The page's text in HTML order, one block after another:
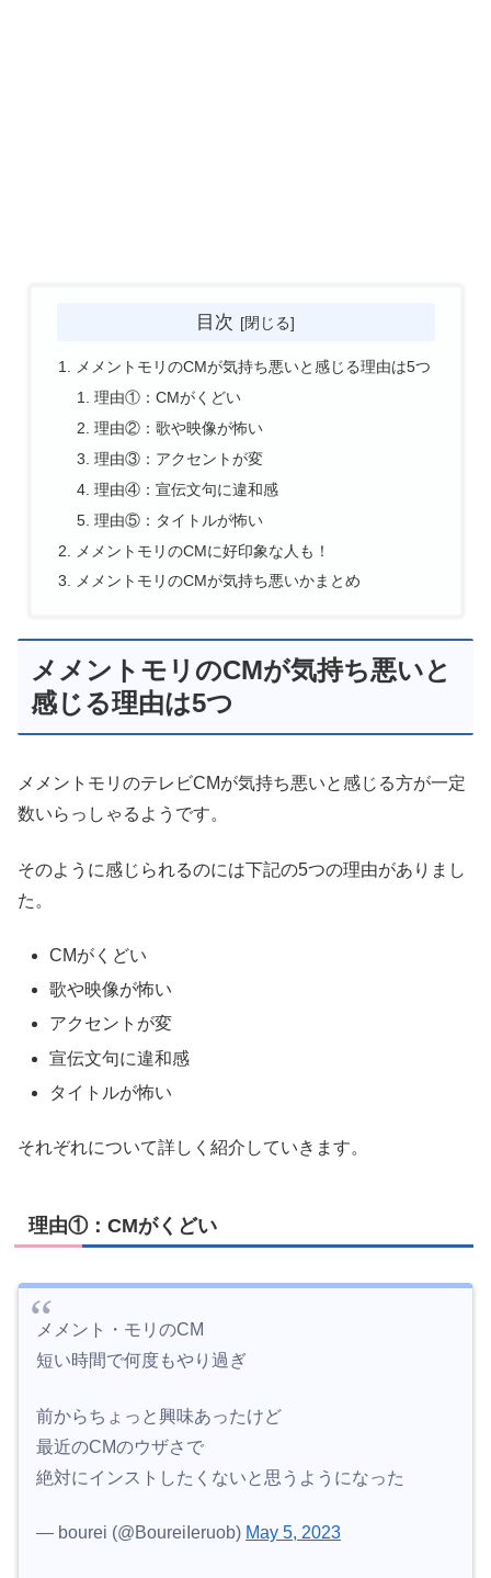
目次
メメントモリのCMが気持ち悪いと感じる理由は5つ
理由①：CMがくどい
理由②：歌や映像が怖い
理由③：アクセントが変
理由④：宣伝文句に違和感
理由⑤：タイトルが怖い
メメントモリのCMに好印象な人も！
メメントモリのCMが気持ち悪いかまとめ
メメントモリのCMが気持ち悪いと
感じる理由は5つ
メメントモリのテレビCMが気持ち悪いと感じる方が一定
数いらっしゃるようです。
そのように感じられるのには下記の5つの理由がありまし
た。
CMがくどい
歌や映像が怖い
アクセントが変
宣伝文句に違和感
タイトルが怖い
それぞれについて詳しく紹介していきます。
理由①：CMがくどい
メメント・モリのCM
短い時間で何度もやり過ぎ
前からちょっと興味あったけど
最近のCMのウザさで
絶対にインストしたくないと思うようになった
— bourei (@BoureiIeruob) May 5, 2023